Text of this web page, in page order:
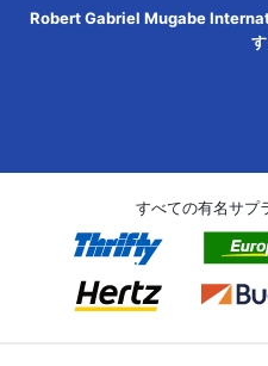
Robert Gabriel Mugabe
すべての有名サプ